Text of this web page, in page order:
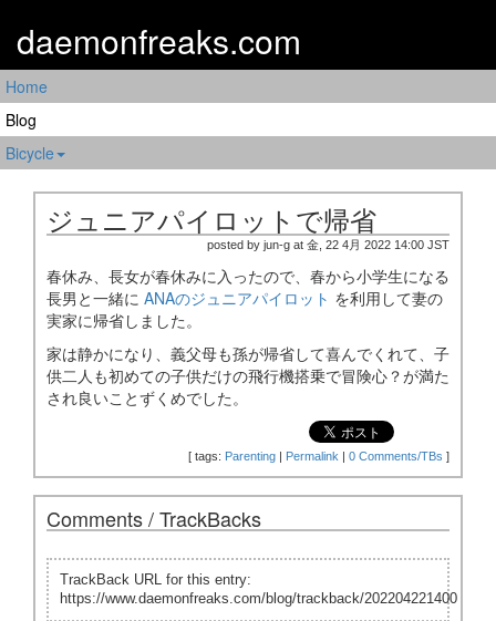
daemonfreaks.com
Home
Blog
Bicycle
ジュニアパイロットで帰省
posted by jun-g at 金, 22 4月 2022 14:00 JST
春休み、長女が春休みに入ったので、春から小学生になる
長男と一緒に ANAのジュニアパイロット を利用して妻の
実家に帰省しました。
家は静かになり、義父母も孫が帰省して喜んでくれて、子
供二人も初めての子供だけの飛行機搭乗で冒険心？が満た
され良いことずくめでした。
[ tags: Parenting | Permalink | 0 Comments/TBs ]
Comments / TrackBacks
TrackBack URL for this entry:
https://www.daemonfreaks.com/blog/trackback/202204221400